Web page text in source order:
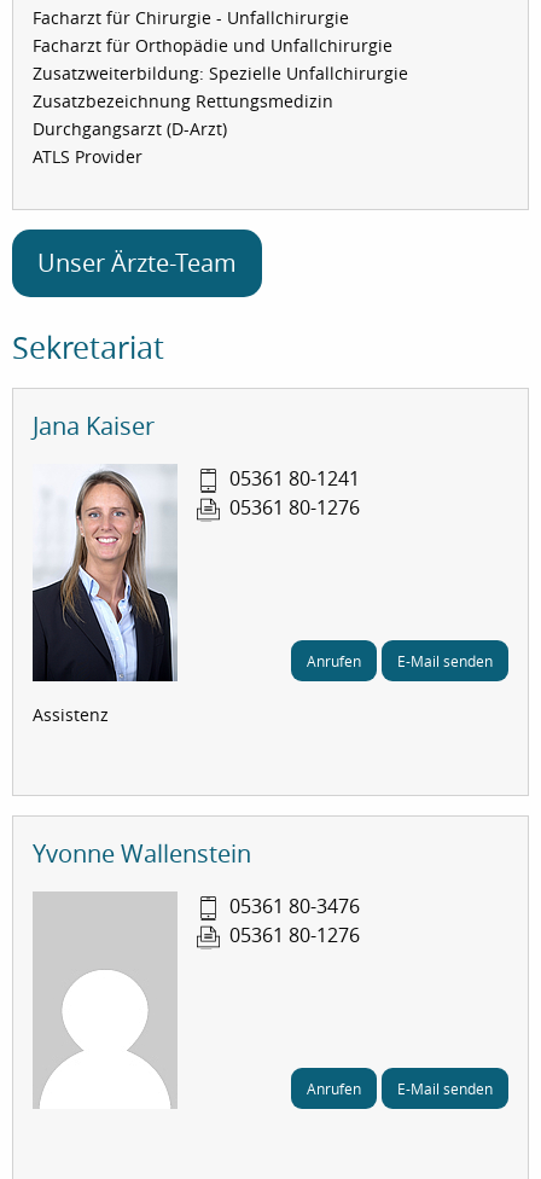
Facharzt für Chirurgie - Unfallchirurgie
Facharzt für Orthopädie und Unfallchirurgie
Zusatzweiterbildung: Spezielle Unfallchirurgie
Zusatzbezeichnung Rettungsmedizin
Durchgangsarzt (D-Arzt)
ATLS Provider
Unser Ärzte-Team
Sekretariat
Jana Kaiser
Assistenz
05361 80-1241
05361 80-1276
Anrufen E-Mail senden
Yvonne Wallenstein
05361 80-3476
05361 80-1276
Anrufen E-Mail senden